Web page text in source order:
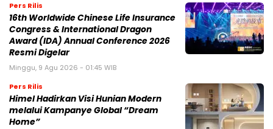
Pers Rilis
16th Worldwide Chinese Life Insurance
Congress & International Dragon
Award (IDA) Annual Conference 2026
Resmi Digelar
Minggu, 9 Agu 2026 - 01:45 WIB
Pers Rilis
Himel Hadirkan Visi Hunian Modern
melalui Kampanye Global “Dream
Home”